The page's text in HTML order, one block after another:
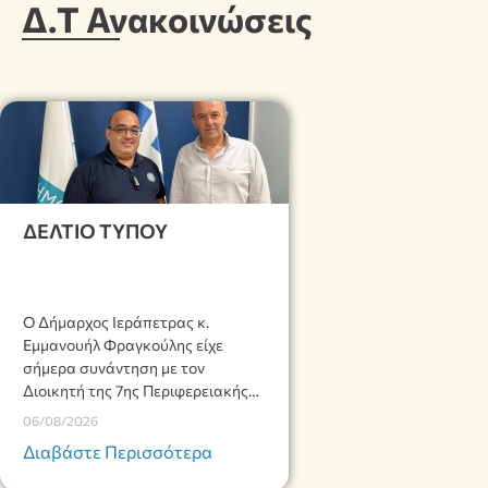
Δ.Τ Ανακοινώσεις
ΔΕΛΤΙΟ ΤΥΠΟΥ
Ο Δήμαρχος Ιεράπετρας κ.
Εμμανουήλ Φραγκούλης είχε
σήμερα συνάντηση με τον
Διοικητή της 7ης Περιφερειακής
Διοίκησης του Λιμενικού Σώματος
ΕΛ.ΑΚΤ.), Αρχιπλοίαρχο Λ.Σ. κ.
06/08/2026
Διαβάστε Περισσότερα